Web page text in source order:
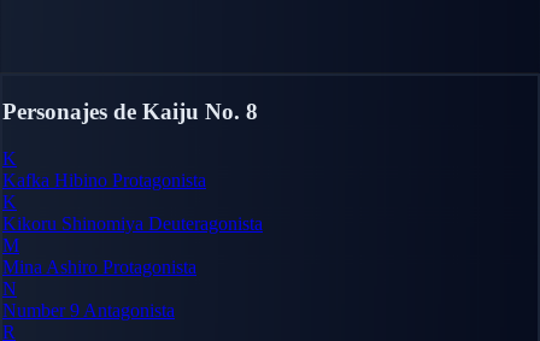
Personajes de Kaiju No. 8
K
Kafka Hibino Protagonista
K
Kikoru Shinomiya Deuteragonista
M
Mina Ashiro Protagonista
N
Number 9 Antagonista
R